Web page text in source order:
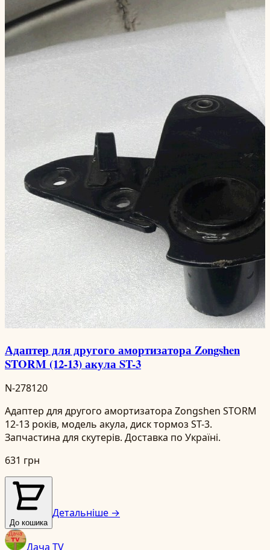
Адаптер для другого амортизатора Zongshen
STORM (12-13) акула ST-3
N-278120
Адаптер для другого амортизатора Zongshen STORM
12-13 років, модель акула, диск тормоз ST-3.
Запчастина для скутерів. Доставка по Україні.
631 грн
До кошика
Детальніше →
Дача TV